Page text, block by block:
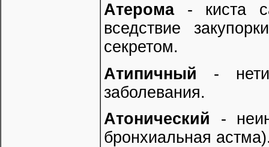
Атерома- киста
вседствие
секретом.
Атипичный -
заболевания.
Атонический -
бронхиальная